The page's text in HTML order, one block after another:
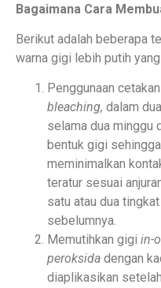
Bagaimana Cara
Berikut adalah beberapa
warna gigi lebih putih
Penggunaan
bleaching, dalam
selama dua minggu
bentuk gigi
meminimalkan
teratur sesuai
satu atau dua
sebelumnya.
Memutihkan gigi in-
peroksida dengan
diaplikasikan